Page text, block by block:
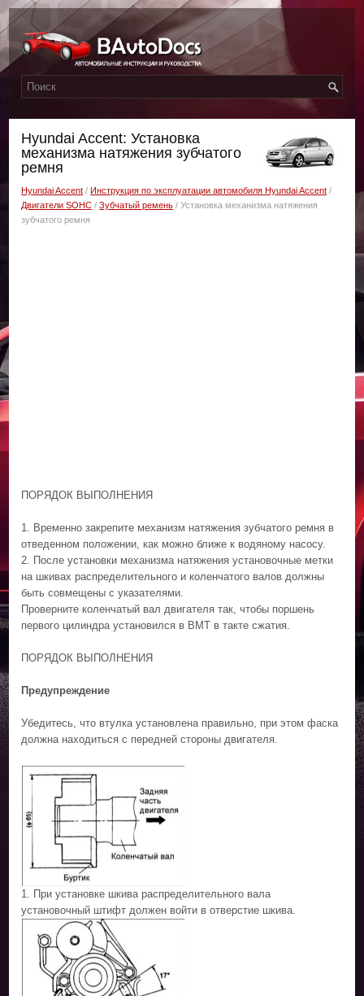
Hyundai Accent: Установка
механизма натяжения зубчатого
ремня
Hyundai Accent /Инструкция по эксплуатации автомобиля Hyundai Accent /
Двигатели SOHC /Зубчатый ремень / Установка механизма натяжения
зубчатого ремня
ПОРЯДОК ВЫПОЛНЕНИЯ
1. Временно закрепите механизм натяжения зубчатого ремня в
отведенном положении, как можно ближе к водяному насосу.
2. После установки механизма натяжения установочные метки
на шкивах распределительного и коленчатого валов должны
быть совмещены с указателями.
Проверните коленчатый вал двигателя так, чтобы поршень
первого цилиндра установился в ВМТ в такте сжатия.
ПОРЯДОК ВЫПОЛНЕНИЯ
Предупреждение
Убедитесь, что втулка установлена правильно, при этом фаска
должна находиться с передней стороны двигателя.
1. При установке шкива распределительного вала
установочный штифт должен войти в отверстие шкива.